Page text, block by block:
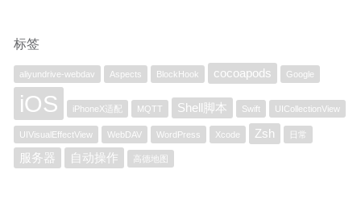
标签
aliyundrive-webdav Aspects BlockHook cocoapods Google
iOS iPhoneX适配 MQTT Shell脚本 Swift UICollectionView
UIVisualEffectView WebDAV WordPress Xcode Zsh 日常
服务器 自动操作 高德地图